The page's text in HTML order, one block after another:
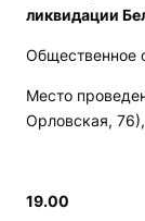
ликвидации
Общественное
Место
Орловская,
19.00